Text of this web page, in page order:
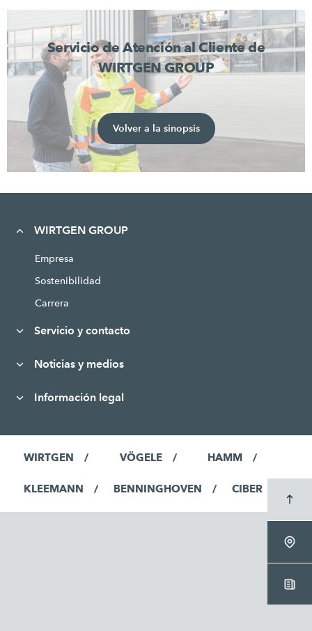
Servicio de Atención al Cliente de
WIRTGEN GROUP
Volver a la sinopsis
WIRTGEN GROUP
Empresa
Sostenibilidad
Carrera
Servicio y contacto
Noticias y medios
Información legal
WIRTGEN VÖGELE HAMM
KLEEMANN BENNINGHOVEN CIBER